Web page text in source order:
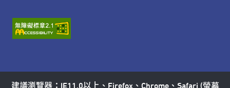
建議瀏覽器：IE11.0以上、Firefox、Chrome、Safari (螢幕